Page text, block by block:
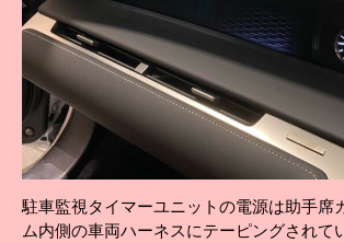
駐車監視タイマーユニットの電源は助手席
ム内側の車両ハーネスにテーピングされて